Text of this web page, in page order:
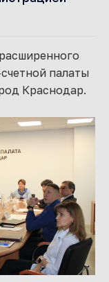
палаты
Краснодар.